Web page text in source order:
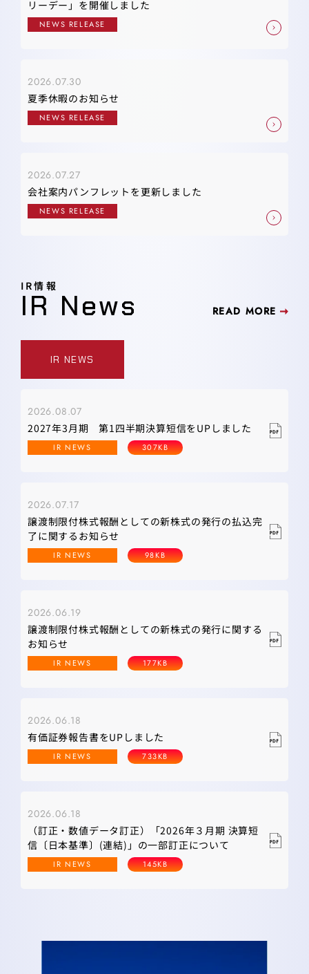
リーデー」を開催しました
NEWS RELEASE
2026.07.30
夏季休暇のお知らせ
NEWS RELEASE
2026.07.27
会社案内パンフレットを更新しました
NEWS RELEASE
IR情報
IR News READ MORE
IR NEWS
2026.08.07
2027年3月期 第1四半期決算短信をUPしました
IR NEWS 307KB
2026.07.17
譲渡制限付株式報酬としての新株式の発行の払込完
了に関するお知らせ
IR NEWS 98KB
2026.06.19
譲渡制限付株式報酬としての新株式の発行に関する
お知らせ
IR NEWS 177KB
2026.06.18
有価証券報告書をUPしました
IR NEWS 733KB
2026.06.18
（訂正・数値データ訂正）「2026年３月期 決算短
信〔日本基準〕(連結)」の一部訂正について
IR NEWS 145KB